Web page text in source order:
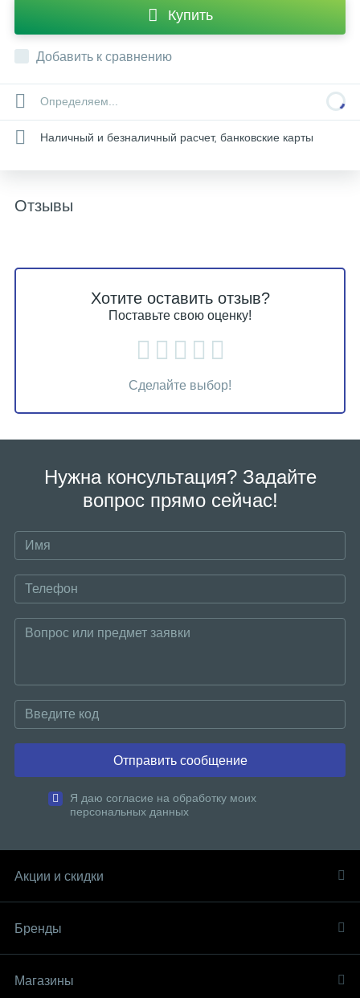
Купить
Добавить к сравнению
Определяем...
Наличный и безналичный расчет, банковские карты
Отзывы
Хотите оставить отзыв?
Поставьте свою оценку!
Сделайте выбор!
Нужна консультация? Задайте
вопрос прямо сейчас!
Отправить сообщение
Я даю согласие на обработку моих
персональных данных
Акции и скидки
Бренды
Магазины